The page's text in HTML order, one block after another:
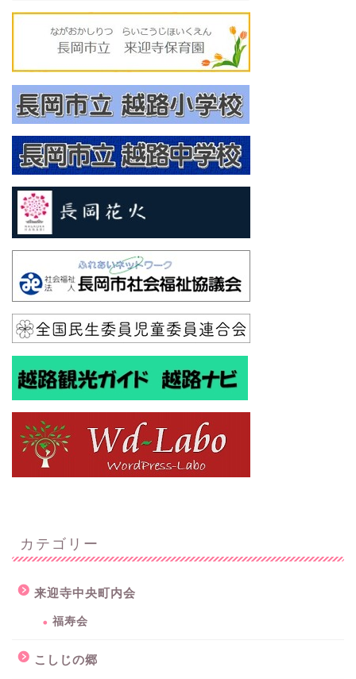
カテゴリー
来迎寺中央町内会
福寿会
こしじの郷